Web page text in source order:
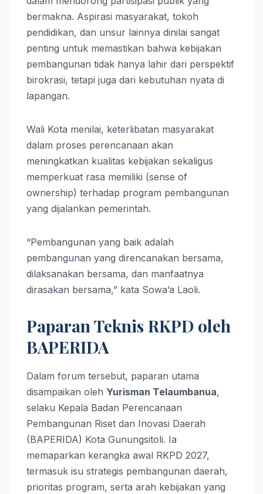
bermakna. Aspirasi masyarakat, tokoh
pendidikan, dan unsur lainnya dinilai sangat
penting untuk memastikan bahwa kebijakan
pembangunan tidak hanya lahir dari perspektif
birokrasi, tetapi juga dari kebutuhan nyata di
lapangan.
Wali Kota menilai, keterlibatan masyarakat
dalam proses perencanaan akan
meningkatkan kualitas kebijakan sekaligus
memperkuat rasa memiliki (sense of
ownership) terhadap program pembangunan
yang dijalankan pemerintah.
“Pembangunan yang baik adalah
pembangunan yang direncanakan bersama,
dilaksanakan bersama, dan manfaatnya
dirasakan bersama,” kata Sowa’a Laoli.
Paparan Teknis RKPD oleh
BAPERIDA
Dalam forum tersebut, paparan utama
disampaikan oleh Yurisman Telaumbanua,
selaku Kepala Badan Perencanaan
Pembangunan Riset dan Inovasi Daerah
(BAPERIDA) Kota Gunungsitoli. Ia
memaparkan kerangka awal RKPD 2027,
termasuk isu strategis pembangunan daerah,
prioritas program, serta arah kebijakan yang